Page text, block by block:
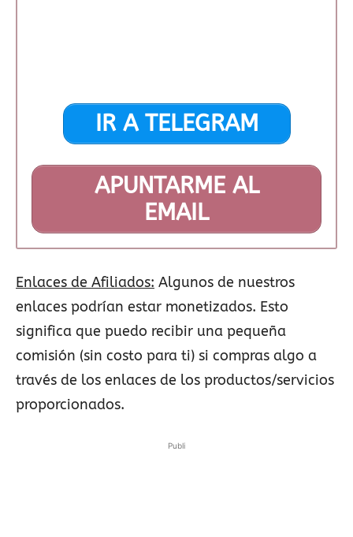
IR A TELEGRAM
APUNTARME AL
EMAIL
Enlaces de Afiliados: Algunos de nuestros
enlaces podrían estar monetizados. Esto
significa que puedo recibir una pequeña
comisión (sin costo para ti) si compras algo a
través de los enlaces de los productos/servicios
proporcionados.
Publi